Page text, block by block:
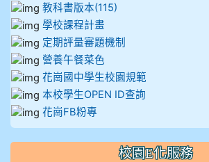
教科書版本(115)
學校課程計畫
定期評量審題機制
營養午餐菜色
花崗國中學生校園規範
本校學生OPEN ID查詢
花崗FB粉專
校園E化服務